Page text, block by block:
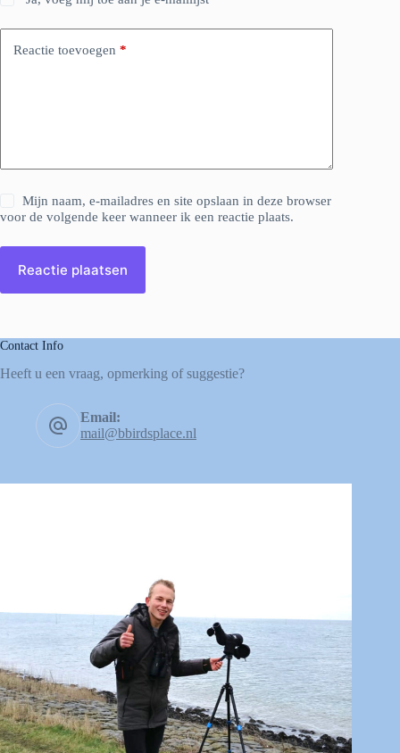
Reactie toevoegen *
Mijn naam, e-mailadres en site opslaan in deze browser
voor de volgende keer wanneer ik een reactie plaats.
Reactie plaatsen
Contact Info
Heeft u een vraag, opmerking of suggestie?
Email:
mail@bbirdsplace.nl